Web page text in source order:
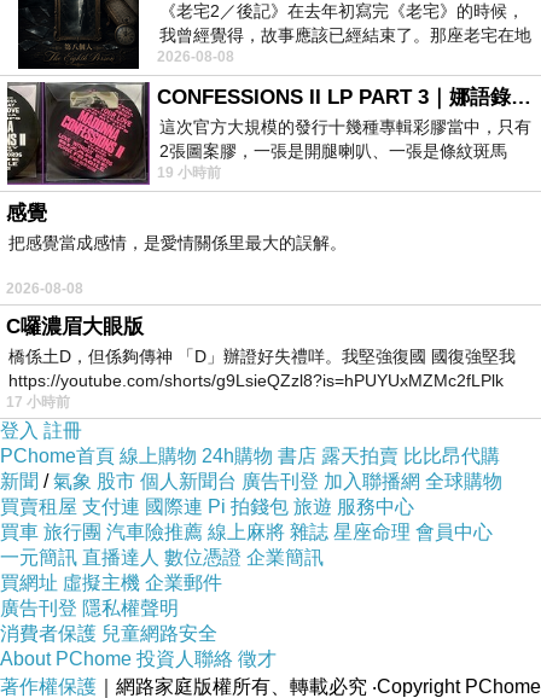
《老宅2／後記》在去年初寫完《老宅》的時候，
我曾經覺得，故事應該已經結束了。那座老宅在地
震中倒塌，七個人終於離開那片黑暗，
2026-08-08
CONFESSIONS II LP PART 3｜娜語錄II LP PART 3
這次官方大規模的發行十幾種專輯彩膠當中，只有
2張圖案膠，一張是開腿喇叭、一張是條紋斑馬
版；目前官網上只剩澳洲商店AU STORE
19 小時前
感覺
把感覺當成感情，是愛情關係里最大的誤解。
2026-08-08
C囉濃眉大眼版
橋係土D，但係夠傳神 「D」辦證好失禮咩。我堅強復國 國復強堅我
https://youtube.com/shorts/g9LsieQZzl8?is=hPUYUxMZMc2fLPlk
17 小時前
登入 註冊
PChome首頁 線上購物 24h購物 書店 露天拍賣 比比昂代購
新聞 /氣象 股市 個人新聞台 廣告刊登 加入聯播網 全球購物
買賣租屋 支付連 國際連 Pi 拍錢包 旅遊 服務中心
買車 旅行團 汽車險推薦 線上麻將 雜誌 星座命理 會員中心
一元簡訊 直播達人 數位憑證 企業簡訊
買網址 虛擬主機 企業郵件
廣告刊登 隱私權聲明
消費者保護 兒童網路安全
About PChome 投資人聯絡 徵才
著作權保護 ｜網路家庭版權所有、轉載必究 ‧Copyright PChome